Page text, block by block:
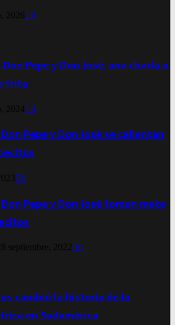
2026 0
Pepe y Don José, una charla a
frita
2024 0
Pepe y Don José se calientan
0
Pepe y Don José toman mate
septiembre, 2022 0
cambió la historia de la
en Sudamérica